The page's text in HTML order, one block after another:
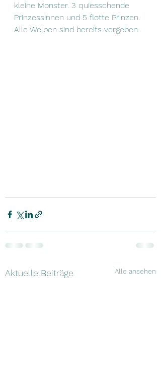
kleine Monster. 3 quiesschende
Prinzessinnen und 5 flotte Prinzen.
Alle Welpen sind bereits vergeben.
Aktuelle Beiträge Alle ansehen